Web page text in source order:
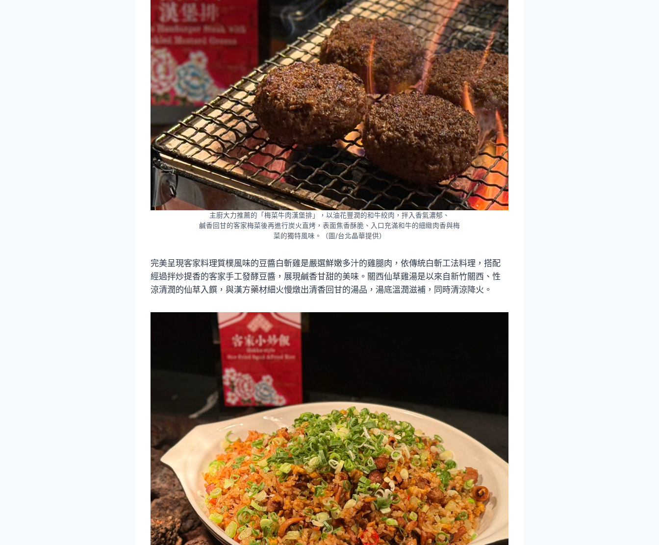
主廚大力推薦的「梅菜牛肉漢堡排」，以油花豐潤的和牛絞肉，拌入香氣濃郁、
鹹香回甘的客家梅菜後再進行炭火直烤，表面焦香酥脆、入口充滿和牛的細緻肉香與梅
菜的獨特風味。（圖/台北晶華提供）
完美呈現客家料理質樸風味的豆醬白斬雞是嚴選鮮嫩多汁的雞腿肉，依傳統白斬工法料理，搭配
經過拌炒提香的客家手工發酵豆醬，展現鹹香甘甜的美味。關西仙草雞湯是以來自新竹關西、性
涼清潤的仙草入饌，與漢方藥材細火慢燉出清香回甘的湯品，湯底溫潤滋補，同時清涼降火。